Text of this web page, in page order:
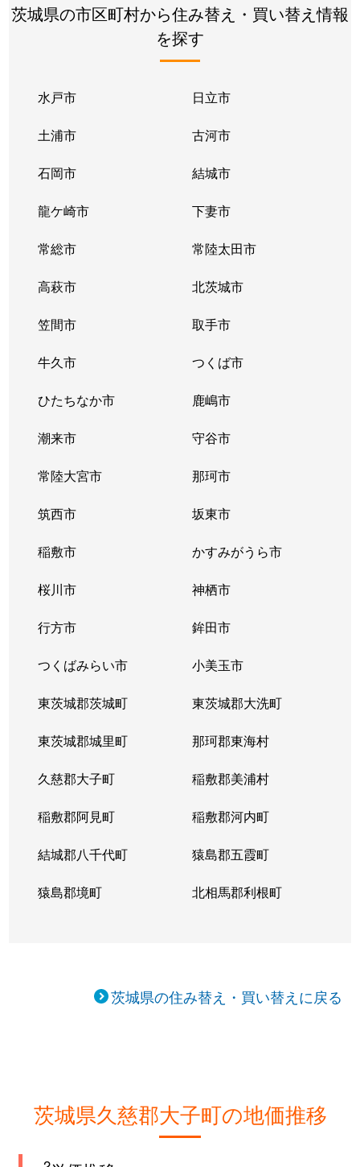
茨城県の市区町村から住み替え・買い替え情報
を探す
水戸市 日立市
土浦市 古河市
石岡市 結城市
龍ケ崎市 下妻市
常総市 常陸太田市
高萩市 北茨城市
笠間市 取手市
牛久市 つくば市
ひたちなか市 鹿嶋市
潮来市 守谷市
常陸大宮市 那珂市
筑西市 坂東市
稲敷市 かすみがうら市
桜川市 神栖市
行方市 鉾田市
つくばみらい市 小美玉市
東茨城郡茨城町 東茨城郡大洗町
東茨城郡城里町 那珂郡東海村
久慈郡大子町 稲敷郡美浦村
稲敷郡阿見町 稲敷郡河内町
結城郡八千代町 猿島郡五霞町
猿島郡境町 北相馬郡利根町
茨城県の住み替え・買い替えに戻る
茨城県久慈郡大子町の地価推移